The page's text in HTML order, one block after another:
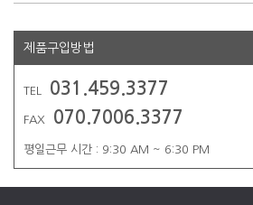
제품구입방법
TEL 031.459.3377
FAX 070.7006.3377
평일근무 시간 : 9:30 AM ~ 6:30 PM